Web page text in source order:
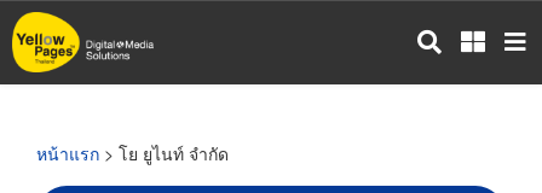
ข้าม
ไป
หน้าแรก > โย ยูไนท์ จำกัด